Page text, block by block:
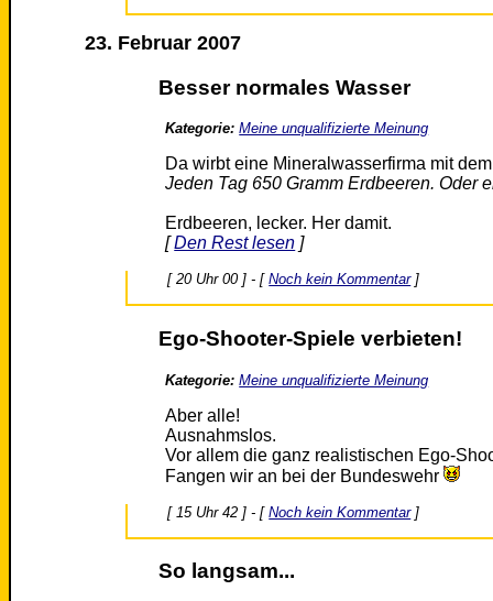
23. Februar 2007
Besser normales Wasser
Kategorie: Meine unqualifizierte Meinung
Da wirbt eine Mineralwasserfirma mit
Jeden Tag 650 Gramm Erdbeeren. Oder
Erdbeeren, lecker. Her damit.
[Den Rest lesen ]
[ 20 Uhr 00 ] - [Noch kein Kommentar]
Ego-Shooter-Spiele verbieten!
Kategorie: Meine unqualifizierte Meinung
Aber alle!
Ausnahmslos.
Vor allem die ganz realistischen Ego-
Fangen wir an bei der Bundeswehr
[ 15 Uhr 42 ] - [Noch kein Kommentar]
So langsam...